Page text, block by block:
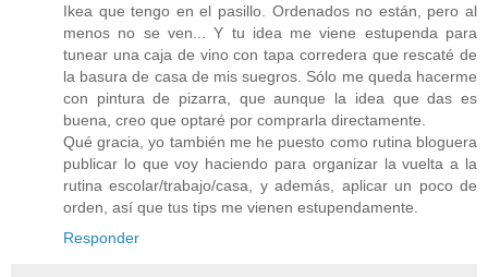
Ikea que tengo en el pasillo. Ordenados no están, pero al
menos no se ven... Y tu idea me viene estupenda para
tunear una caja de vino con tapa corredera que rescaté de
la basura de casa de mis suegros. Sólo me queda hacerme
con pintura de pizarra, que aunque la idea que das es
buena, creo que optaré por comprarla directamente.
Qué gracia, yo también me he puesto como rutina bloguera
publicar lo que voy haciendo para organizar la vuelta a la
rutina escolar/trabajo/casa, y además, aplicar un poco de
orden, así que tus tips me vienen estupendamente.
Responder